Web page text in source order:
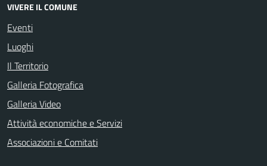
VIVERE IL COMUNE
Eventi
Luoghi
Il Territorio
Galleria Fotografica
Galleria Video
Attività economiche e Servizi
Associazioni e Comitati